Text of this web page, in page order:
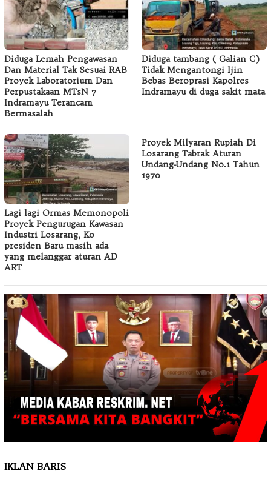
Diduga Lemah Pengawasan
Dan Material Tak Sesuai RAB
Proyek Laboratorium Dan
Perpustakaan MTsN 7
Indramayu Terancam
Bermasalah
Diduga tambang ( Galian C)
Tidak Mengantongi Ijin
Bebas Beroprasi Kapolres
Indramayu di duga sakit mata
Lagi lagi Ormas Memonopoli
Proyek Pengurugan Kawasan
Industri Losarang, Ko
presiden Baru masih ada
yang melanggar aturan AD
ART
Proyek Milyaran Rupiah Di
Losarang Tabrak Aturan
Undang-Undang No.1 Tahun
1970
IKLAN BARIS